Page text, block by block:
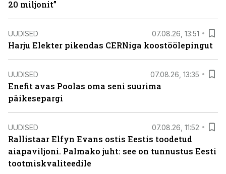
20 miljonit”
UUDISED 07.08.26, 13:51
Harju Elekter pikendas CERNiga koostöölepingut
UUDISED 07.08.26, 13:35
Enefit avas Poolas oma seni suurima
päikesepargi
UUDISED 07.08.26, 11:52
Rallistaar Elfyn Evans ostis Eestis toodetud
aiapaviljoni. Palmako juht: see on tunnustus Eesti
tootmiskvaliteedile